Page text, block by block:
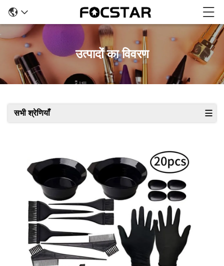
उत्पादों का विवरण
सभी श्रेणियाँ